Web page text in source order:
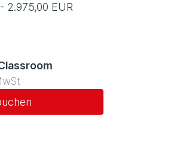
2.975,00 EUR